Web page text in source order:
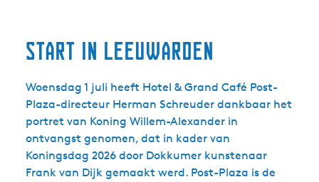
start in leeuwarden
Woensdag 1 juli heeft Hotel & Grand Café Post-
Plaza-directeur Herman Schreuder dankbaar het
portret van Koning Willem-Alexander in
ontvangst genomen, dat in kader van
Koningsdag 2026 door Dokkumer kunstenaar
Frank van Dijk gemaakt werd. Post-Plaza is de